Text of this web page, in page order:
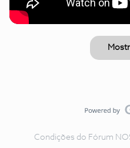
Condições do Fórum